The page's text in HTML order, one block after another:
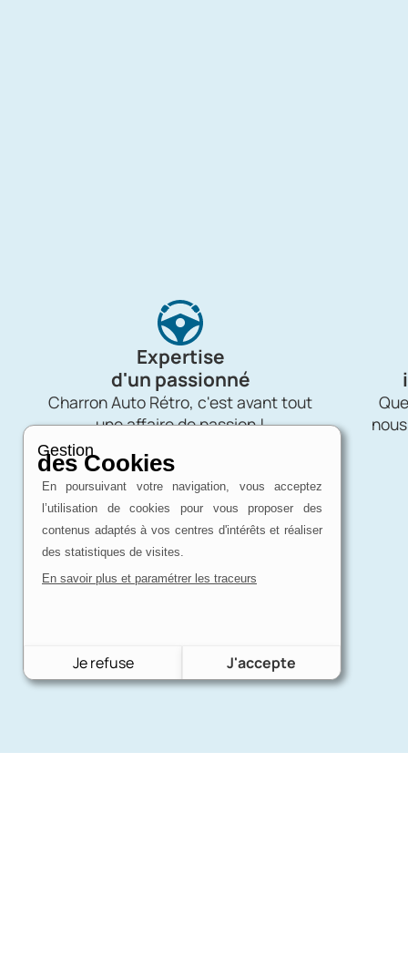
Expertise
d'un passionné
Charron Auto Rétro, c'est avant tout
une affaire de passion !
Gestion
des Cookies
En poursuivant votre navigation, vous acceptez
l’utilisation de cookies pour vous proposer des
contenus adaptés à vos centres d'intérêts et réaliser
des statistiques de visites.
En savoir plus et paramétrer les traceurs
Je refuse J'accepte